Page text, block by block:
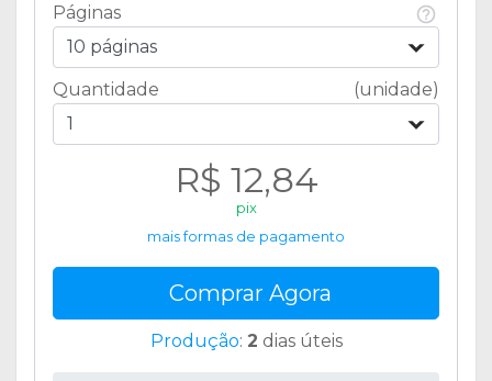
Páginas
10 páginas
Quantidade
(unidade)
1
R$ 12,84
pix
mais formas de pagamento
Comprar Agora
Produção: 2 dias úteis